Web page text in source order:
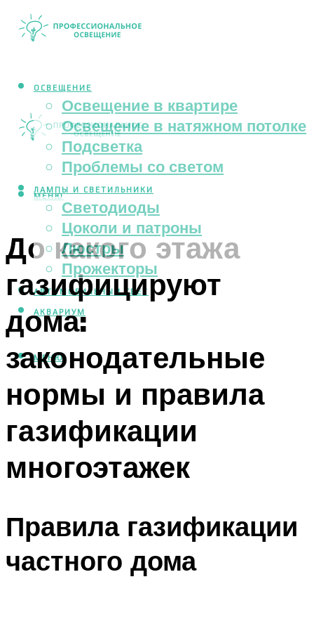
ОСВЕЩЕНИЕ
Освещение в квартире
Освещение в натяжном потолке
Подсветка
Проблемы со светом
ЛАМПЫ И СВЕТИЛЬНИКИ
Светодиоды
Цоколи и патроны
Люстры
Прожекторы
АВТОМОБИЛЬНЫЙ СВЕТ
АКВАРИУМ
МЕНЮ
МЕНЮ
До какого этажа
газифицируют
дома:
законодательные
нормы и правила
газификации
многоэтажек
Правила газификации
частного дома